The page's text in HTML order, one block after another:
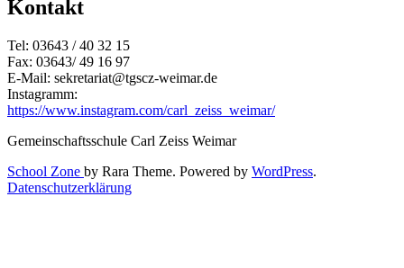
Kontakt
Tel: 03643 / 40 32 15
Fax: 03643/ 49 16 97
E-Mail: sekretariat@tgscz-weimar.de
Instagramm:
https://www.instagram.com/carl_zeiss_weimar/
Gemeinschaftsschule Carl Zeiss Weimar
School Zone by Rara Theme. Powered by WordPress.
Datenschutzerklärung